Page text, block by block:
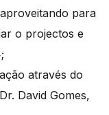
para
o projectos e
através do
David Gomes,